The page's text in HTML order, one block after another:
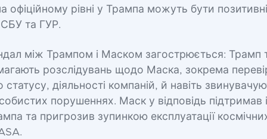
офіційному рівні у Трампа можуть бути
та ГУР.
між Трампом і Маском загострюється: Трамп
розслідувань щодо Маска, зокрема
статусу, діяльності компаній, й навіть
порушеннях. Маск у відповідь підтримав
та пригрозив зупинкою експлуатації